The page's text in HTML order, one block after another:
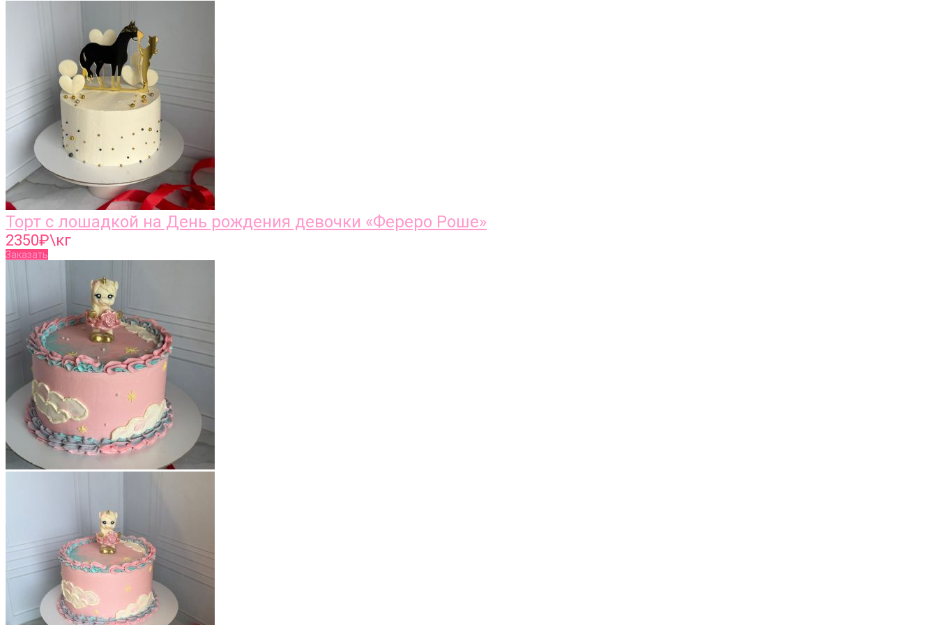
Торт с лошадкой на День рождения девочки «Фереро Роше»
2350₽\кг
Заказать